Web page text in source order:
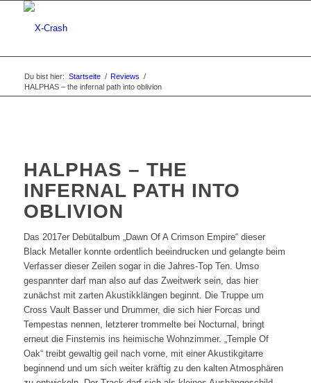
Du bist hier: Startseite / Reviews /
HALPHAS – the infernal path into oblivion
HALPHAS – THE
INFERNAL PATH INTO
OBLIVION
Das 2017er Debütalbum „Dawn Of A Crimson Empire“ dieser
Black Metaller konnte ordentlich beeindrucken und gelangte beim
Verfasser dieser Zeilen sogar in die Jahres-Top Ten. Umso
gespannter darf man also auf das Zweitwerk sein, das hier
zunächst mit zarten Akustikklängen beginnt. Die Truppe um
Cross Vault Basser und Drummer, die sich hier Forcas und
Tempestas nennen, letzterer trommelte bei Nocturnal, bringt
erneut die Finsternis ins heimische Wohnzimmer. „Temple Of
Oak“ treibt gewaltig geil nach vorne, mit einer Akustikgitarre
beginnend und um sich weiter kräftig zu den kalten Atmosphären